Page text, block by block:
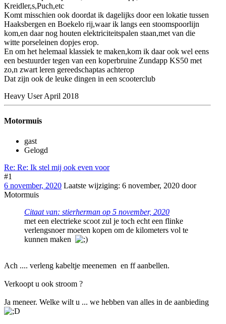
Kreidler,s,Puch,etc
Komt misschien ook doordat ik dagelijks door een lokatie tussen
Haaksbergen en Boekelo rij,waar ik langs een stoomspoorlijn
kom,en daar nog houten elektriciteitspalen staan,met van die
witte porseleinen dopjes erop.
En om het helemaal klassiek te maken,kom ik daar ook wel eens
een bestuurder tegen van een koperbruine Zundapp KS50 met
zo,n zwart leren gereedschaptas achterop
Dat zijn ook de leuke dingen in een scooterclub
Heavy User April 2018
Motormuis
gast
Gelogd
Re: Re: Ik stel mij ook even voor
#1
6 november, 2020 Laatste wijziging: 6 november, 2020 door
Motormuis
Citaat van: stierherman op 5 november, 2020
met een electrieke scoot zul je toch echt een flinke
verlengsnoer moeten kopen om de kilometers vol te
kunnen maken
Ach .... verleng kabeltje meenemen en ff aanbellen.
Verkoopt u ook stroom ?
Ja meneer. Welke wilt u ... we hebben van alles in de aanbieding